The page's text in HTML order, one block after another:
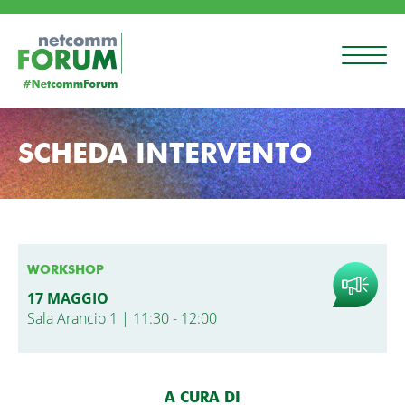
SCHEDA INTERVENTO
WORKSHOP
17 MAGGIO
Sala Arancio 1 | 11:30 - 12:00
A CURA DI